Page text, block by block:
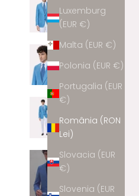
Luxemburg
(EUR €)
Malta (EUR €)
Polonia (EUR €)
Portugalia (EUR
€)
România (RON
Lei)
Slovacia (EUR
€)
Slovenia (EUR